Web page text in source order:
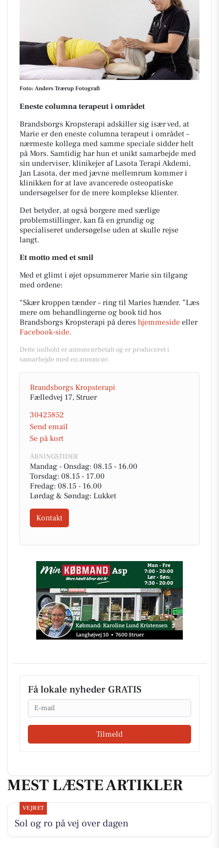
Foto: Anders Trærup Fotografi
Eneste columna terapeut i området
Brandsborgs Kropsterapi adskiller sig især ved, at
Marie er den eneste columna terapeut i området –
nærmeste kollega med samme speciale sidder helt
på Mors. Samtidig har hun et unikt samarbejde med
sin underviser, klinikejer af Lasota Terapi Akdemi,
Jan Lasota, der med jævne mellemrum kommer i
klinikken for at lave avancerede osteopatiske
undersøgelser for de mere komplekse klienter.
Det betyder, at også borgere med særlige
problemstillinger, kan få en grundig og
specialiseret undersøgelse uden at skulle rejse
langt.
Et motto med et smil
Med et glimt i øjet opsummerer Marie sin tilgang
med ordene:
“Skær kroppen tænder – ring til Maries hænder. ”Læs
mere om behandlingerne og book tid hos
Brandsborgs Kropsterapi på deres hjemmeside eller
Facebook-side.
Dette indhold er annoncørbetalt og er produceret i
samarbejde med en annoncør.
Brandsborgs Kropsterapi
Fælledvej 17, Struer
30425852
Send email
Se på kort
ÅBNINGSTIDER
Mandag - Onsdag: 08.15 - 16.00
Torsdag: 08.15 - 17.00
Fredag: 08.15 - 16.00
Lørdag & Søndag: Lukket
Kontakt
Få lokale nyheder GRATIS
Email
Tilmeld
MEST LÆSTE ARTIKLER
VEJRET
Sol og ro på vej over dagen